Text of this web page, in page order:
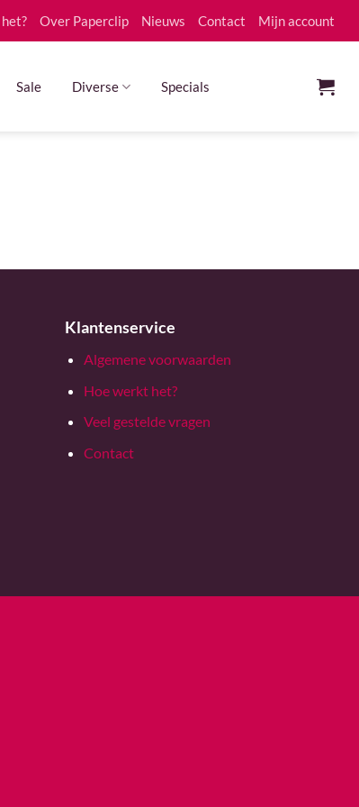
Over Paperclip Nieuws Contact Mijn account
Sale Diverse Specials
Klantenservice
Algemene voorwaarden
Hoe werkt het?
Veel gestelde vragen
Contact